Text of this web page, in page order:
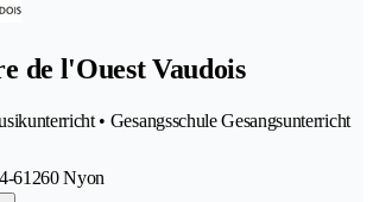
de l'Ouest Vaudois
• Gesangsschule Gesangsunterricht
61260 Nyon